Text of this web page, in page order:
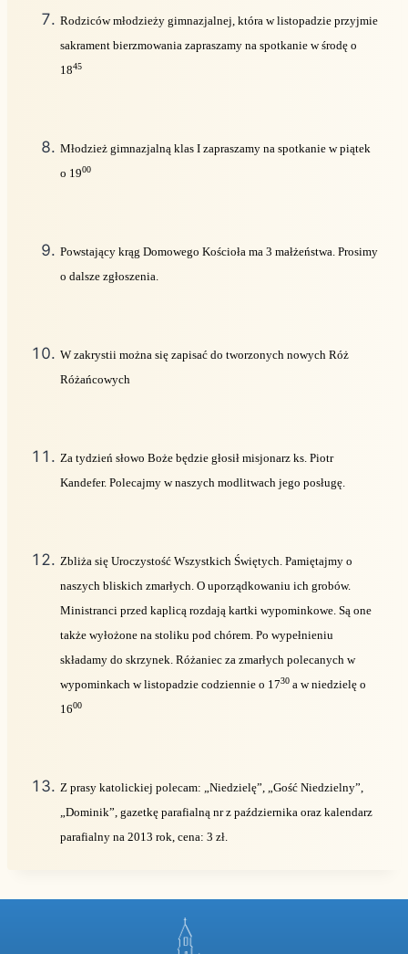
Rodziców młodzieży gimnazjalnej, która w listopadzie przyjmie
sakrament bierzmowania zapraszamy na spotkanie w środę o
1845
Młodzież gimnazjalną klas I zapraszamy na spotkanie w piątek
o 1900
Powstający krąg Domowego Kościoła ma 3 małżeństwa. Prosimy
o dalsze zgłoszenia.
W zakrystii można się zapisać do tworzonych nowych Róż
Różańcowych
Za tydzień słowo Boże będzie głosił misjonarz ks. Piotr
Kandefer. Polecajmy w naszych modlitwach jego posługę.
Zbliża się Uroczystość Wszystkich Świętych. Pamiętajmy o
naszych bliskich zmarłych. O uporządkowaniu ich grobów.
Ministranci przed kaplicą rozdają kartki wypominkowe. Są one
także wyłożone na stoliku pod chórem. Po wypełnieniu
składamy do skrzynek. Różaniec za zmarłych polecanych w
wypominkach w listopadzie codziennie o 1730 a w niedzielę o
1600
Z prasy katolickiej polecam: „Niedzielę”, „Gość Niedzielny”,
„Dominik”, gazetkę parafialną nr z października oraz kalendarz
parafialny na 2013 rok, cena: 3 zł.